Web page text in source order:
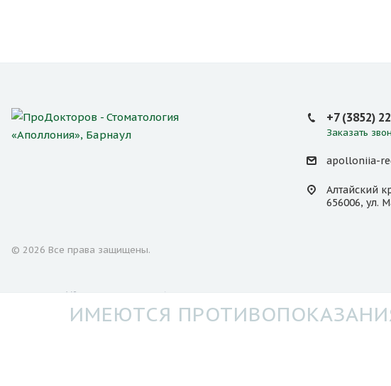
+7 (3852)
Заказать
apolloniia-
Алтайский
656006, ул.
© 2026 Все права защищены.
Лицензия № ЛО41-01151-22/00288078 от 25.12.2020 выдана
ИМЕЮТСЯ